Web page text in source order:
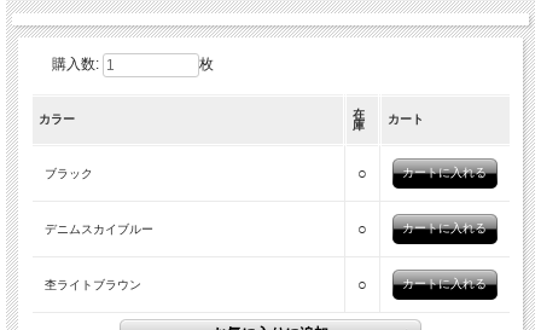
購入数: 枚
カラー
在
庫
カート
ブラック ○
デニムスカイブルー ○
杢ライトブラウン ○